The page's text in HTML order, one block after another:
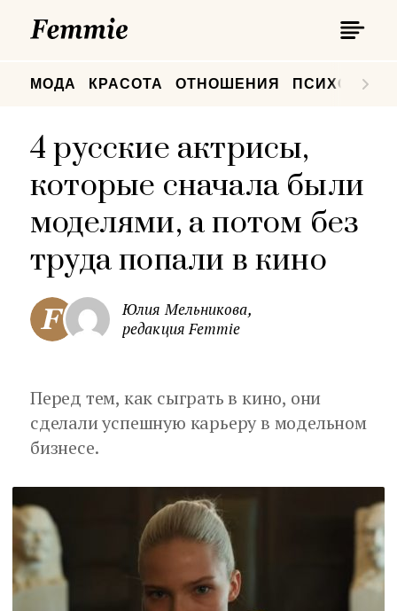
МОДА КРАСОТА ОТНОШЕНИЯ
4 русские актрисы,
которые сначала были
моделями, а потом без
труда попали в кино
Юлия Мельникова,
редакция Femmie
Перед тем, как сыграть в кино, они
сделали успешную карьеру в модельном
бизнесе.